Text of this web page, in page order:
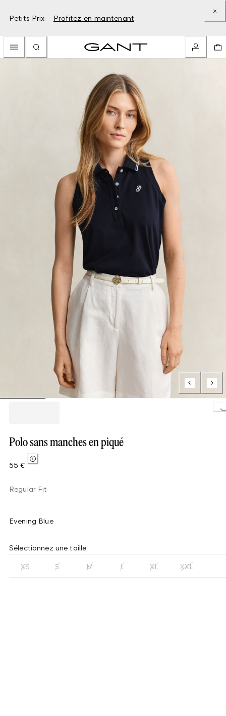
Petits Prix – Profitez-en maintenant
Polo sans manches en piqué
55 €
Regular Fit
Evening Blue
Sélectionnez une taille
XS S M L XL XXL